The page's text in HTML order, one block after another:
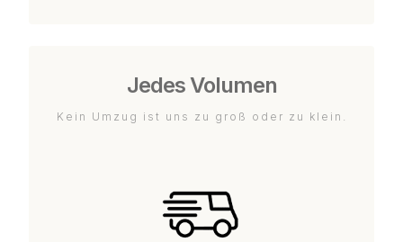
Jedes Volumen
Kein Umzug ist uns zu groß oder zu klein.